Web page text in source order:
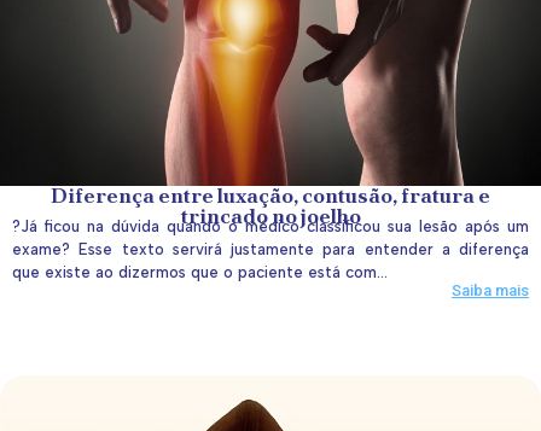
Diferença entre luxação, contusão, fratura e
trincado no joelho
?Já ficou na dúvida quando o médico classificou sua lesão após um
exame? Esse texto servirá justamente para entender a diferença
que existe ao dizermos que o paciente está com...
Saiba mais